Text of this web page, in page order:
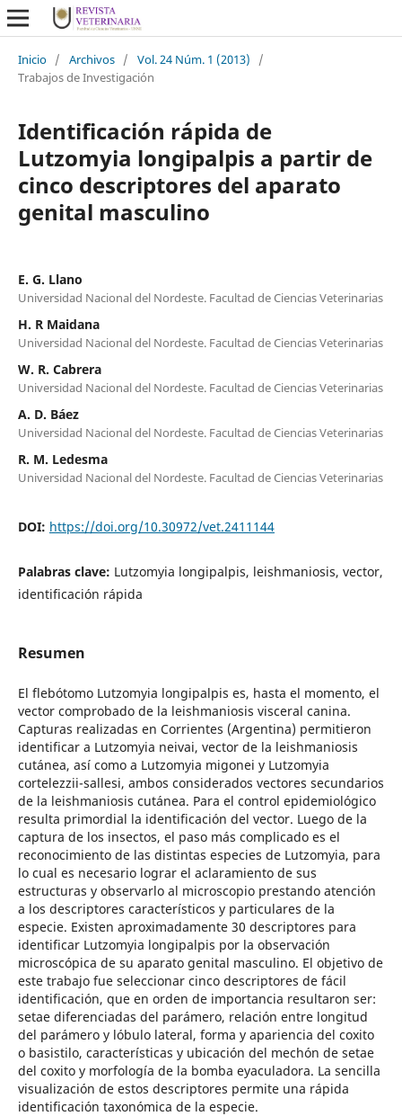
Inicio / Archivos / Vol. 24 Núm. 1 (2013)
/
Trabajos de Investigación
Identificación rápida de
Lutzomyia longipalpis a partir de
cinco descriptores del aparato
genital masculino
E. G. Llano
Universidad Nacional del Nordeste. Facultad de Ciencias Veterinarias
H. R Maidana
Universidad Nacional del Nordeste. Facultad de Ciencias Veterinarias
W. R. Cabrera
Universidad Nacional del Nordeste. Facultad de Ciencias Veterinarias
A. D. Báez
Universidad Nacional del Nordeste. Facultad de Ciencias Veterinarias
R. M. Ledesma
Universidad Nacional del Nordeste. Facultad de Ciencias Veterinarias
DOI: https://doi.org/10.30972/vet.2411144
Palabras clave: Lutzomyia longipalpis, leishmaniosis, vector,
identificación rápida
Resumen
El flebótomo Lutzomyia longipalpis es, hasta el momento, el
vector comprobado de la leishmaniosis visceral canina.
Capturas realizadas en Corrientes (Argentina) permitieron
identificar a Lutzomyia neivai, vector de la leishmaniosis
cutánea, así como a Lutzomyia migonei y Lutzomyia
cortelezzii-sallesi, ambos considerados vectores secundarios
de la leishmaniosis cutánea. Para el control epidemiológico
resulta primordial la identificación del vector. Luego de la
captura de los insectos, el paso más complicado es el
reconocimiento de las distintas especies de Lutzomyia, para
lo cual es necesario lograr el aclaramiento de sus
estructuras y observarlo al microscopio prestando atención
a los descriptores característicos y particulares de la
especie. Existen aproximadamente 30 descriptores para
identificar Lutzomyia longipalpis por la observación
microscópica de su aparato genital masculino. El objetivo de
este trabajo fue seleccionar cinco descriptores de fácil
identificación, que en orden de importancia resultaron ser:
setae diferenciadas del parámero, relación entre longitud
del parámero y lóbulo lateral, forma y apariencia del coxito
o basistilo, características y ubicación del mechón de setae
del coxito y morfología de la bomba eyaculadora. La sencilla
visualización de estos descriptores permite una rápida
identificación taxonómica de la especie.